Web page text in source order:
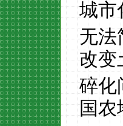
城市
无法
改变
碎化
国农